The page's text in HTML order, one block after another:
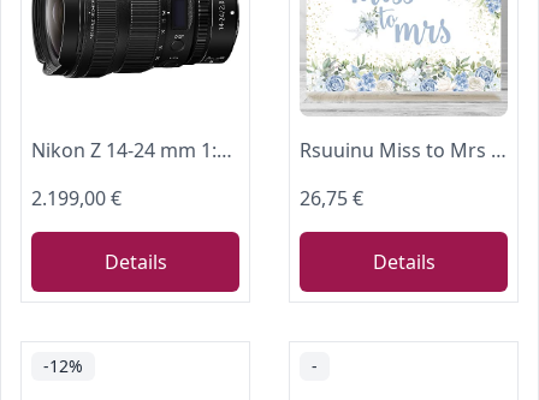
Nikon Z 14-24 mm 1:2.8 S (INKL. HB96, HB97, CL-C2) JMA711DA
2.199,00 €
Details
Rsuuinu Miss to Mrs Hintergrund, Blau, Blumenmuster, Goldpunkte, Brautparty, Fotografie, Hintergrund, zukünftige Braut, Hochzeit, Verlobung, Party, Kuchen, Fotoautomaten-Requisiten, 2.1x1.5 m
26,75 €
Details
-12% -